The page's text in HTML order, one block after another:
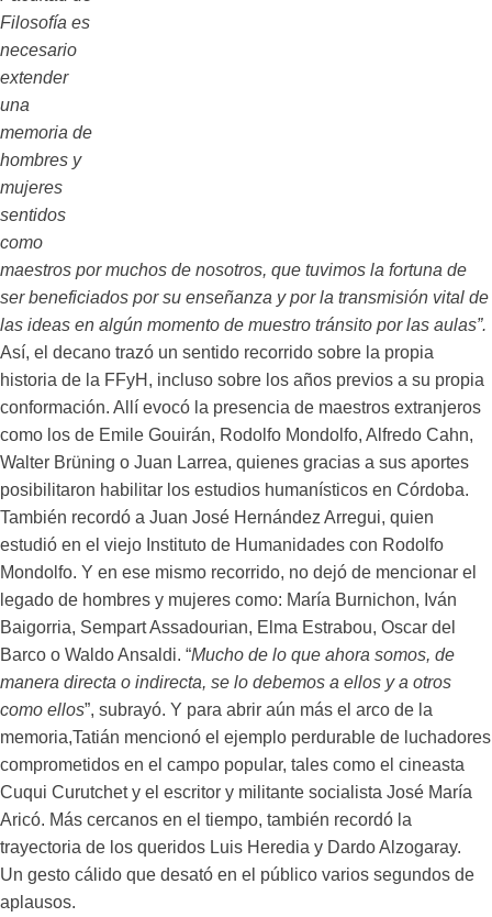
Filosofía es
necesario
extender
una
memoria de
hombres y
mujeres
sentidos
como
maestros por muchos de nosotros, que tuvimos la fortuna de
ser beneficiados por su enseñanza y por la transmisión vital de
las ideas en algún momento de muestro tránsito por las aulas”.
Así, el decano trazó un sentido recorrido sobre la propia
historia de la FFyH, incluso sobre los años previos a su propia
conformación. Allí evocó la presencia de maestros extranjeros
como los de Emile Gouirán, Rodolfo Mondolfo, Alfredo Cahn,
Walter Brüning o Juan Larrea, quienes gracias a sus aportes
posibilitaron habilitar los estudios humanísticos en Córdoba.
También recordó a Juan José Hernández Arregui, quien
estudió en el viejo Instituto de Humanidades con Rodolfo
Mondolfo. Y en ese mismo recorrido, no dejó de mencionar el
legado de hombres y mujeres como: María Burnichon, Iván
Baigorria, Sempart Assadourian, Elma Estrabou, Oscar del
Barco o Waldo Ansaldi. “Mucho de lo que ahora somos, de
manera directa o indirecta, se lo debemos a ellos y a otros
como ellos”, subrayó. Y para abrir aún más el arco de la
memoria,Tatián mencionó el ejemplo perdurable de luchadores
comprometidos en el campo popular, tales como el cineasta
Cuqui Curutchet y el escritor y militante socialista José María
Aricó. Más cercanos en el tiempo, también recordó la
trayectoria de los queridos Luis Heredia y Dardo Alzogaray.
Un gesto cálido que desató en el público varios segundos de
aplausos.